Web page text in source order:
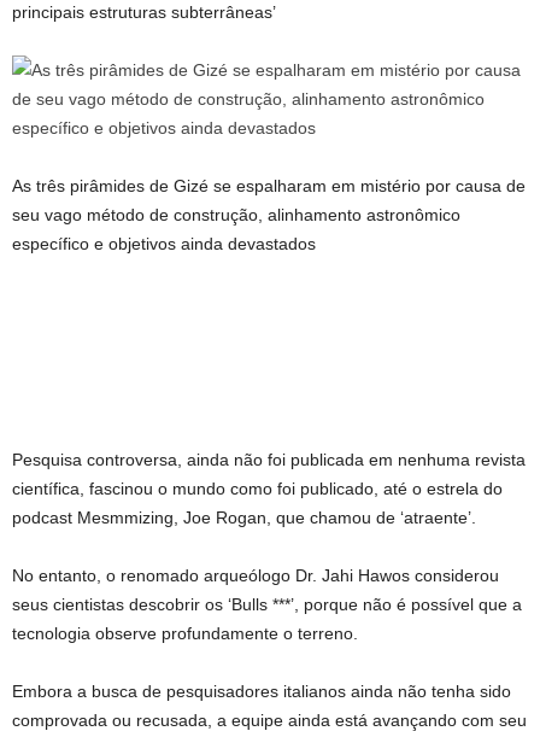
principais estruturas subterrâneas’
As três pirâmides de Gizé se espalharam em mistério por causa de
seu vago método de construção, alinhamento astronômico
específico e objetivos ainda devastados
Pesquisa controversa, ainda não foi publicada em nenhuma revista
científica, fascinou o mundo como foi publicado, até o estrela do
podcast Mesmmizing, Joe Rogan, que chamou de ‘atraente’.
No entanto, o renomado arqueólogo Dr. Jahi Hawos considerou
seus cientistas descobrir os ‘Bulls ***’, porque não é possível que a
tecnologia observe profundamente o terreno.
Embora a busca de pesquisadores italianos ainda não tenha sido
comprovada ou recusada, a equipe ainda está avançando com seu